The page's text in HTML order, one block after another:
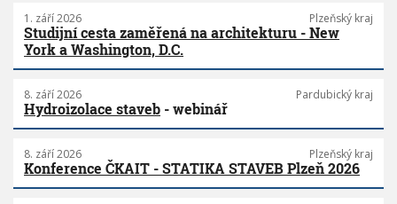
1. září 2026 Plzeňský kraj
Studijní cesta zaměřená na architekturu - New
York a Washington, D.C.
8. září 2026 Pardubický kraj
Hydroizolace staveb - webinář
8. září 2026 Plzeňský kraj
Konference ČKAIT - STATIKA STAVEB Plzeň 2026